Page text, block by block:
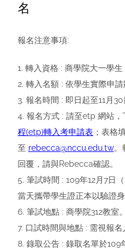
名
報名注意事項:
1. 轉入資格 : 商學院大一學生
2. 轉入名額 : 依學生實際申
3. 報名時間 : 即日起至11月30
4. 報名方式 : 請至etp 網站，
程(etp)轉入考申請表 ；表格
至 rebecca@nccu.edu.tw。
回覆，請與Rebecca確認。
5. 筆試時間 : 109年12月7日
當天攜帶學生證正本以驗證
6. 筆試地點 : 商學院312教室。
7. 口試時間與地點 : 需視報
8. 錄取公告 : 錄取名單於109